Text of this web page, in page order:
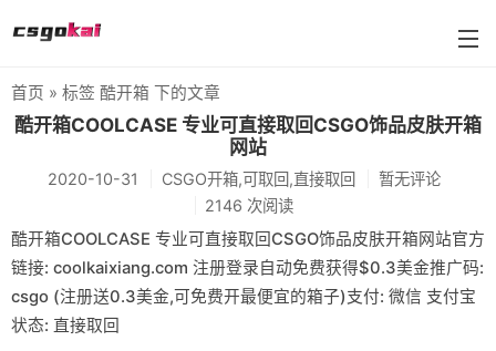
farmskins
88dog
flamecases
88hash-jp
首页 » 标签 酷开箱 下的文章
酷开箱COOLCASE 专业可直接取回CSGO饰品皮肤开箱
网站
2020-10-31 CSGO开箱,可取回,直接取回
暂无评论
2146 次阅读
酷开箱COOLCASE 专业可直接取回CSGO饰品皮肤开箱网站官方
链接: coolkaixiang.com 注册登录自动免费获得$0.3美金推广码:
csgo (注册送0.3美金,可免费开最便宜的箱子)支付: 微信 支付宝
状态: 直接取回